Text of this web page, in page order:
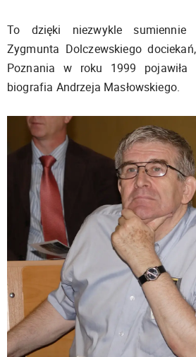
To dzięki niezwykle sumiennie
Zygmunta Dolczewskiego
Poznania w roku 1999 pojawiła
biografia Andrzeja Masłowskiego.